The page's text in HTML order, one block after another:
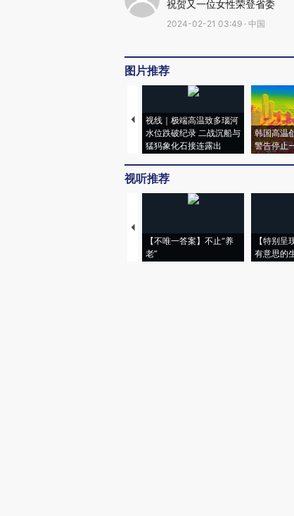
祝贺又一位女性荣登省委
2024-02-21 03:49 · 中国
图片推荐
视线｜极端高温致多瑙河
水位跌破纪录 二战沉船与
猛犸象化石接连露出
韩国高温
警告停止
视听推荐
【不唯一答案】不止“养
老”
【特别
有意思的